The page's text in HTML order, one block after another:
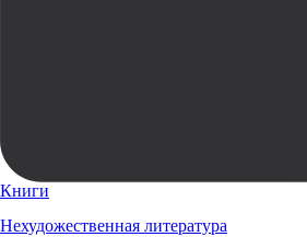
Книги
Нехудожественная литература